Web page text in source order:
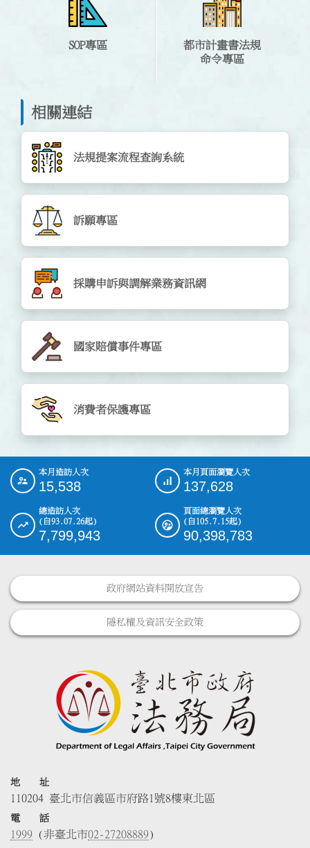
SOP專區
都市計畫書法規
命令專區
相關連結
法規提案流程查詢系統
訴願專區
採購申訴與調解業務資訊網
國家賠償事件專區
消費者保護專區
:::
本月造訪人次
15,538
本月頁面瀏覽人次
137,628
總造訪人次
(自93.07.26起)
7,799,943
頁面總瀏覽人次
(自105.7.15起)
90,398,783
政府網站資料開放宣告
隱私權及資訊安全政策
地 址
110204 臺北市信義區市府路1號8樓東北區
電 話
1999 (非臺北市02-27208889)